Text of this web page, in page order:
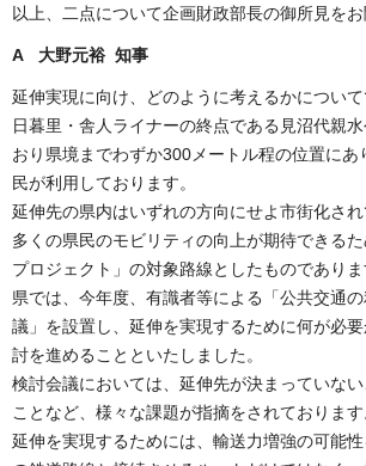
以上、二点について企画財政部長の御所見をお
A 大野元裕 知事
延伸実現に向け、どのように考えるかについて
日暮里・舎人ライナーの終点である見沼代親
おり県境までわずか300メートル程の位置にあ
民が利用しております。
延伸先の県内はいずれの方向にせよ市街化さ
多くの県民のモビリティの向上が期待できる
プロジェクト」の対象路線としたものでありま
県では、今年度、有識者等による「公共交通
議」を設置し、延伸を実現するために何が必
討を進めることといたしました。
検討会議においては、延伸先が決まっていな
ことなど、様々な課題が指摘をされております
延伸を実現するためには、輸送力増強の可能